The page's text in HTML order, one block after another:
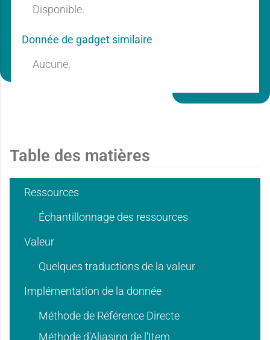
t
e
d
'
i
e
d
'
a
t
i
e
n
i
e
Disponible.
Donnée de gadget similaire
Aucune.
Table des matières
Ressources
Échantillonnage des ressources
Valeur
Quelques traductions de la valeur
Implémentation de la donnée
Méthode de Référence Directe
Méthode d'Aliasing de l'Item